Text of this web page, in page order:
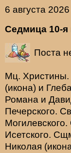
6 августа 2026
Седмица 10-я
Поста
Мц. Христины
(икона) и Глеба
Романа и
Печерского.
Исетского.
Николая (